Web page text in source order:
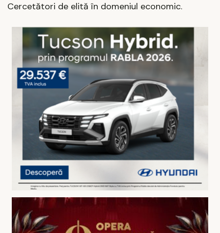
Cercetători de elită în domeniul economic.